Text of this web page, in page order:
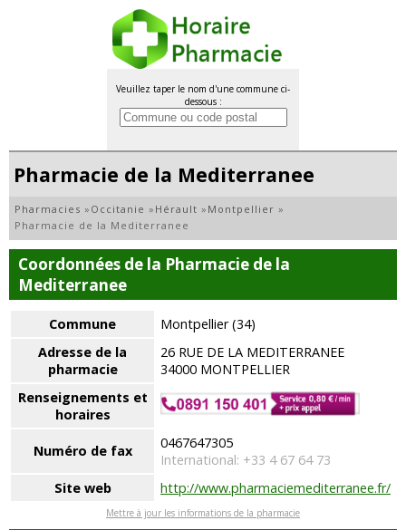
Veuillez taper le nom d'une commune ci-
dessous :
Pharmacie de la Mediterranee
Pharmacies » Occitanie » Hérault » Montpellier »
Pharmacie de la Mediterranee
Coordonnées de la Pharmacie de la
Mediterranee
Commune
Montpellier (34)
Adresse de la
pharmacie
26 RUE DE LA MEDITERRANEE
34000 MONTPELLIER
Renseignements et
horaires
Numéro de fax
0467647305
International: +33 4 67 64 73
Site web
http://www.pharmaciemediterranee.fr/
Mettre à jour les informations de la pharmacie